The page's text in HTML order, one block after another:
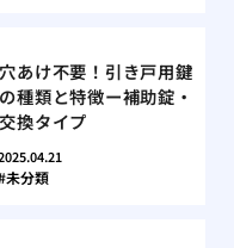
穴あけ不要！引き戸用鍵
の種類と特徴ー補助錠・
交換タイプ
未分類